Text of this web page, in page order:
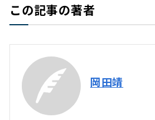
この記事の著者
岡田靖